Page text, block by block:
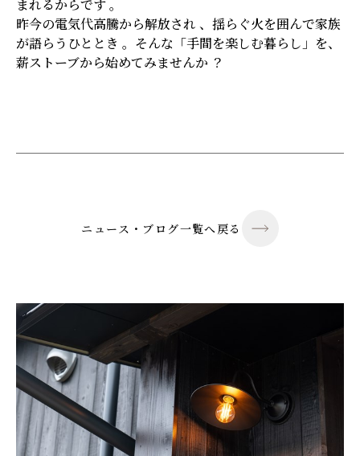
まれるからです 。
昨今の電気代高騰から解放され 、揺らぐ火を囲んで家族
が語らうひととき 。そんな「手間を楽しむ暮らし」を、
薪ストーブから始めてみませんか ？
ニュース・ブログ一覧へ戻る